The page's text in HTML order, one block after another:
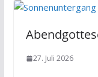
27. Juli 2026